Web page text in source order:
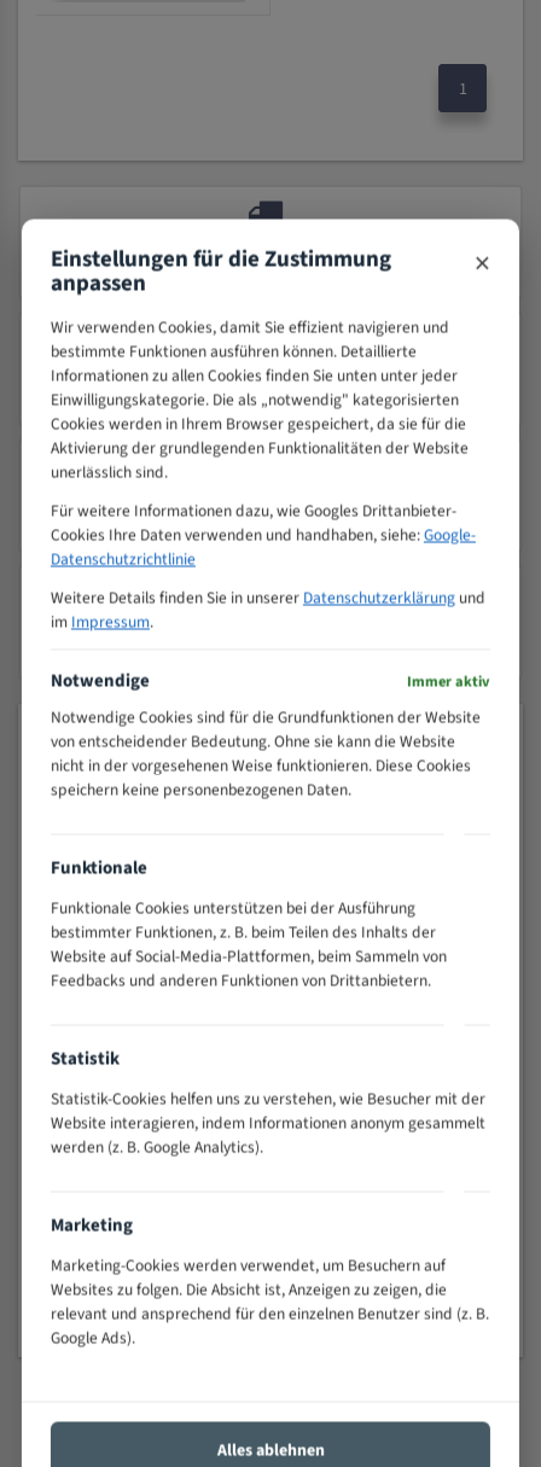
1
SICHERER VERSAND MIT DHL
Schnelle Lieferung
PRÄZISION TRIFFT QUALITÄT
Seit 2000 – Über 25 Jahre Erfahrung
24/7 KUNDENSERVICE
Wir sind 24/7 für Sie da
MEISTVERKAUFTE PRODUKTE
Spezialstahl Bandsägeblätter
Uddeholm Bandsägeblätter
ab 4,91 €
Einstellungen für die Zustimmung
anpassen ×
Wir verwenden Cookies, damit Sie effizient navigieren und
bestimmte Funktionen ausführen können. Detaillierte
Informationen zu allen Cookies finden Sie unten unter jeder
Einwilligungskategorie. Die als „notwendig" kategorisierten
Cookies werden in Ihrem Browser gespeichert, da sie für die
Aktivierung der grundlegenden Funktionalitäten der Website
unerlässlich sind.
Für weitere Informationen dazu, wie Googles Drittanbieter-
Cookies Ihre Daten verwenden und handhaben, siehe:Google-
Datenschutzrichtlinie
Weitere Details finden Sie in unserer Datenschutzerklärungund
im Impressum.
Notwendige Immer aktiv
Notwendige Cookies sind für die Grundfunktionen der Website
von entscheidender Bedeutung. Ohne sie kann die Website
nicht in der vorgesehenen Weise funktionieren. Diese Cookies
speichern keine personenbezogenen Daten.
Funktionale
Funktionale Cookies unterstützen bei der Ausführung
bestimmter Funktionen, z. B. beim Teilen des Inhalts der
Website auf Social-Media-Plattformen, beim Sammeln von
Feedbacks und anderen Funktionen von Drittanbietern.
Statistik
Statistik-Cookies helfen uns zu verstehen, wie Besucher mit der
Website interagieren, indem Informationen anonym gesammelt
werden (z. B. Google Analytics).
Marketing
Marketing-Cookies werden verwendet, um Besuchern auf
Websites zu folgen. Die Absicht ist, Anzeigen zu zeigen, die
relevant und ansprechend für den einzelnen Benutzer sind (z. B.
Google Ads).
Alles ablehnen